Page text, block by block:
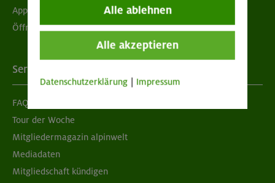
App "Mein DAV+"
Öffnungszeiten
Services
FAQ
Tour der Woche
Mitgliedermagazin alpinwelt
Mediadaten
Mitgliedschaft kündigen
Alle ablehnen
Alle akzeptieren
Datenschutzerklärung Impressum